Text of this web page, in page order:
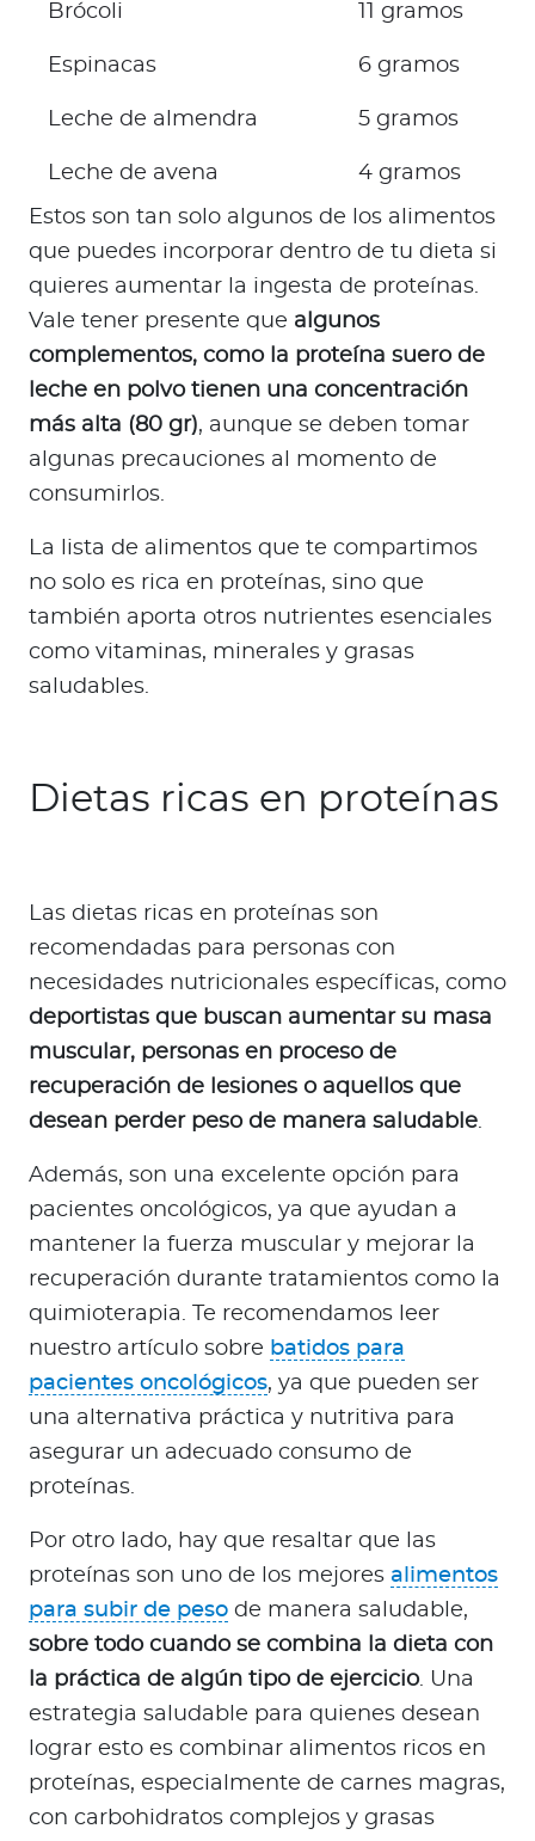
Brócoli 11 gramos
Espinacas 6 gramos
Leche de almendra 5 gramos
Leche de avena 4 gramos
Estos son tan solo algunos de los alimentos
que puedes incorporar dentro de tu dieta si
quieres aumentar la ingesta de proteínas.
Vale tener presente que algunos
complementos, como la proteína suero de
leche en polvo tienen una concentración
más alta (80 gr), aunque se deben tomar
algunas precauciones al momento de
consumirlos.
La lista de alimentos que te compartimos
no solo es rica en proteínas, sino que
también aporta otros nutrientes esenciales
como vitaminas, minerales y grasas
saludables.
Dietas ricas en proteínas
Las dietas ricas en proteínas son
recomendadas para personas con
necesidades nutricionales específicas, como
deportistas que buscan aumentar su masa
muscular, personas en proceso de
recuperación de lesiones o aquellos que
desean perder peso de manera saludable.
Además, son una excelente opción para
pacientes oncológicos, ya que ayudan a
mantener la fuerza muscular y mejorar la
recuperación durante tratamientos como la
quimioterapia. Te recomendamos leer
nuestro artículo sobre batidos para
pacientes oncológicos, ya que pueden ser
una alternativa práctica y nutritiva para
asegurar un adecuado consumo de
proteínas.
Por otro lado, hay que resaltar que las
proteínas son uno de los mejores alimentos
para subir de peso de manera saludable,
sobre todo cuando se combina la dieta con
la práctica de algún tipo de ejercicio. Una
estrategia saludable para quienes desean
lograr esto es combinar alimentos ricos en
proteínas, especialmente de carnes magras,
con carbohidratos complejos y grasas